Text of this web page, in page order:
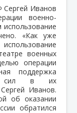
Сергей Иванов
военно-
«Как уже
военных
операции
поддержка
сил в их
Иванов.
об оказании
обратился